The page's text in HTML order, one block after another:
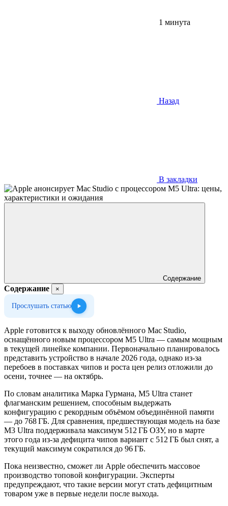
1 минута
Назад
В закладки
Содержание
Содержание ×
Прослушать статью
Apple готовится к выходу обновлённого Mac Studio,
оснащённого новым процессором M5 Ultra — самым мощным
в текущей линейке компании. Первоначально планировалось
представить устройство в начале 2026 года, однако из‑за
перебоев в поставках чипов и роста цен релиз отложили до
осени, точнее — на октябрь.
По словам аналитика Марка Гурмана, M5 Ultra станет
флагманским решением, способным выдержать
конфигурацию с рекордным объёмом объединённой памяти
— до 768 ГБ. Для сравнения, предшествующая модель на базе
M3 Ultra поддерживала максимум 512 ГБ ОЗУ, но в марте
этого года из‑за дефицита чипов вариант с 512 ГБ был снят, а
текущий максимум сократился до 96 ГБ.
Пока неизвестно, сможет ли Apple обеспечить массовое
производство топовой конфигурации. Эксперты
предупреждают, что такие версии могут стать дефицитным
товаром уже в первые недели после выхода.